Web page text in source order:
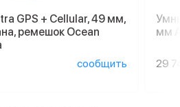
GPS + Cellular, 49 мм,
ремешок Ocean
сообщить
мм
29